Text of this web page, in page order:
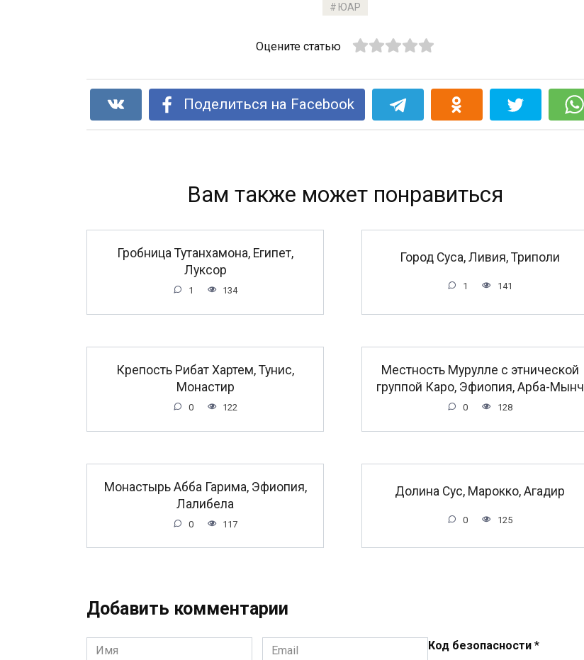
ЮАР
Оцените статью
Поделиться на Facebook
Вам также может понравиться
Гробница Тутанхамона, Египет,
Луксор
1 134
Город Суса, Ливия, Триполи
1 141
Крепость Рибат Хартем, Тунис,
Монастир
0 122
Местность Мурулле с этнической
группой Каро, Эфиопия, Арба-Мынч
0 128
Монастырь Абба Гарима, Эфиопия,
Лалибела
0 117
Долина Сус, Марокко, Агадир
0 125
Добавить комментарии
Имя
Email
Код безопасности *